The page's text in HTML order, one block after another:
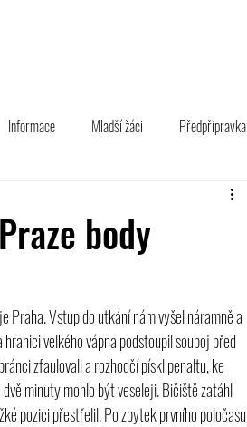
Informace Mladší žáci Předpřípravka
body
Praha. Vstup do utkání nám vyšel náramně a
velkého vápna podstoupil souboj před
zfaulovali a rozhodčí pískl penaltu, ke
dvě minuty mohlo být veseleji. Bičiště zatáhl
pozici přestřelil. Po zbytek prvního poločasu